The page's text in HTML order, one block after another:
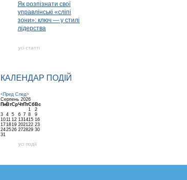
Як розпізнати свої
управлінські «сліпі
зони»: ключ — у стилі
лідерства
усі статті
КАЛЕНДАР ПОДІЙ
<Пред След>
Серпень 2026
Пн ВтСрЧтПтСб Вс
1
2
3 4 5 6 7 8
9
1011 12 131415 16
171819 202122 23
242526 272829 30
31
усі події